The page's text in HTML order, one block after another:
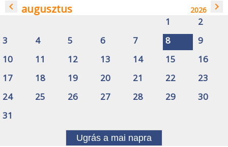
navigate_before augusztus 2026 navigate_next
1
2
3
4 5 6 7 8
9
10
11 12 13 14 15
16
17
18 19 20 21 22
23
24
25 26 27 28 29
30
31
Ugrás a mai napra